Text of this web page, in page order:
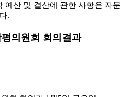
예산 및 결산에 관한 사항은 자문
.
의원회 회의결과